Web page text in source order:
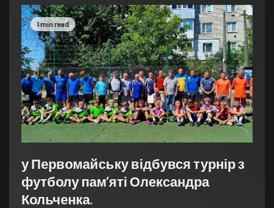
1 min read
у Первомайську відбувся турнір з
футболу пам’яті Олександра
Кольченка.